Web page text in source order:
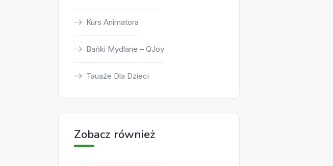
Kurs Animatora
Bańki Mydlane – QJoy
Tauaże Dla Dzieci
Zobacz również